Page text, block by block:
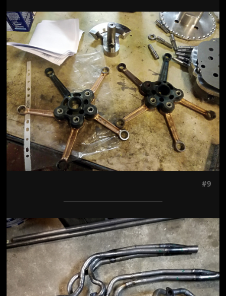
Jön még kép!
#9
Jön még kép!